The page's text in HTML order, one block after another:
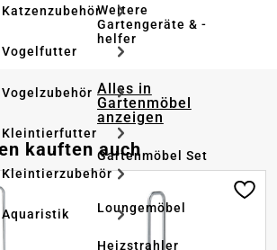
Katzenzubehör
Vogelfutter
Vogelzubehör
Kleintierfutter
Kleintierzubehör
Aquaristik
Weitere
Gartengeräte & -
helfer
Alles in
Gartenmöbel
anzeigen
Gartenmöbel Set
Loungemöbel
Heizstrahler
kauften auch